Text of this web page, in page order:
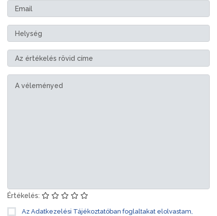
Értékelés:
Az Adatkezelési Tájékoztatóban foglaltakat elolvastam,